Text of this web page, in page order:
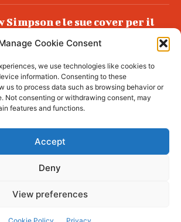
Cookie Consent
we use technologies like cookies to
information. Consenting to these
us to process data such as browsing behavior or
Not consenting or withdrawing consent, may
features and functions.
Accept
Deny
View preferences
Simpson e le sue cover per il
lo ha condannato
- All rights reserved. Made with
News Portal about living, lifestyle,
and wellness. Take your time and